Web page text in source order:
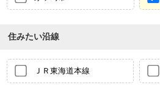
住みたい沿線
ＪＲ東海道本線